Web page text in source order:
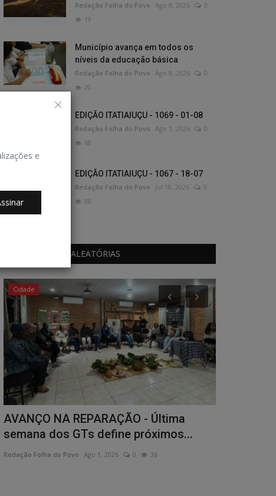
e
Redação Folha do Povo Ago 8, 2026
0
19
Município avança em todos os
níveis da educação básica
Redação Folha do Povo Ago 8, 2026
0
20
EDIÇÃO ITATIAIUÇU - 1069 - 01-08
Redação Folha do Povo Ago 1, 2026
0
68
EDIÇÃO ITATIAIUÇU - 1067 - 18-07
Redação Folha do Povo Jul 18, 2026
0
88
PUBLICAÇÕES ALEATÓRIAS
Cidade
AVANÇO NA REPARAÇÃO - Última
semana dos GTs define próximos...
Redação Folha do Povo Ago 1, 2026 0 36